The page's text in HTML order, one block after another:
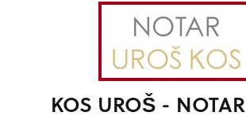
KOS UROŠ - NOTAR